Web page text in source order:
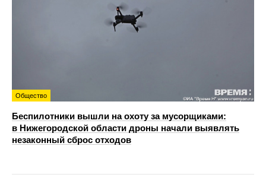
Общество
Беспилотники вышли на охоту за мусорщиками:
в Нижегородской области дроны начали выявлять
незаконный сброс отходов